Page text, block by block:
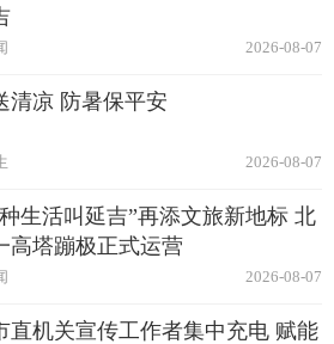
2026-08-07
清凉 防暑保平安
2026-08-07
生活叫延吉”再添文旅新地标 北
高塔蹦极正式运营
2026-08-07
直机关宣传工作者集中充电 赋能